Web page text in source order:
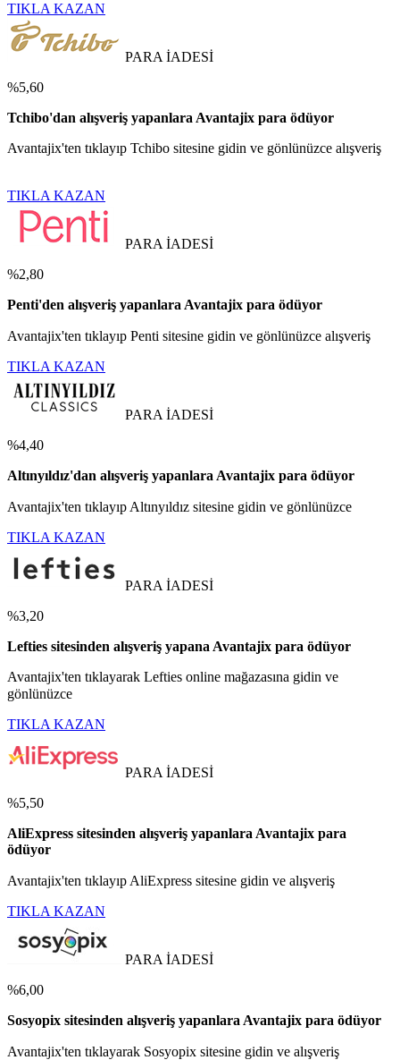
TIKLA KAZAN
PARA İADESİ
%5,60
Tchibo'dan alışveriş yapanlara Avantajix para ödüyor
Avantajix'ten tıklayıp Tchibo sitesine gidin ve gönlünüzce alışveriş
TIKLA KAZAN
PARA İADESİ
%2,80
Penti'den alışveriş yapanlara Avantajix para ödüyor
Avantajix'ten tıklayıp Penti sitesine gidin ve gönlünüzce alışveriş
TIKLA KAZAN
PARA İADESİ
%4,40
Altınyıldız'dan alışveriş yapanlara Avantajix para ödüyor
Avantajix'ten tıklayıp Altınyıldız sitesine gidin ve gönlünüzce
TIKLA KAZAN
PARA İADESİ
%3,20
Lefties sitesinden alışveriş yapana Avantajix para ödüyor
Avantajix'ten tıklayarak Lefties online mağazasına gidin ve
gönlünüzce
TIKLA KAZAN
PARA İADESİ
%5,50
AliExpress sitesinden alışveriş yapanlara Avantajix para
ödüyor
Avantajix'ten tıklayıp AliExpress sitesine gidin ve alışveriş
TIKLA KAZAN
PARA İADESİ
%6,00
Sosyopix sitesinden alışveriş yapanlara Avantajix para ödüyor
Avantajix'ten tıklayarak Sosyopix sitesine gidin ve alışveriş